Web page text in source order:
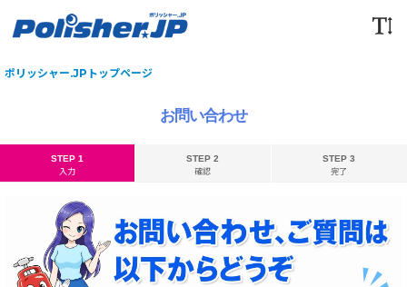
ポリッシャー.JPトップページ
お問い合わせ
STEP 1
入力
STEP 2
確認
STEP 3
完了